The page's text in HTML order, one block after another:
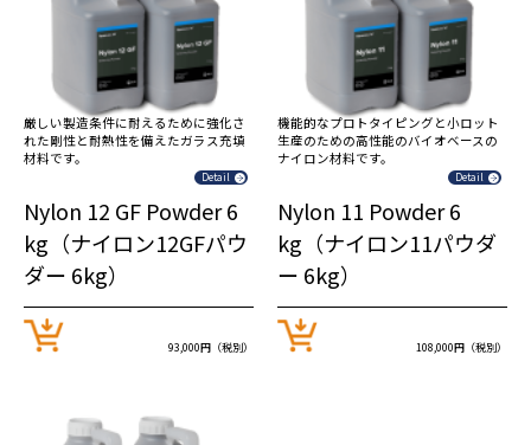
厳しい製造条件に耐えるために強化さ
れた剛性と耐熱性を備えたガラス充填
材料です。
Detail
Nylon 12 GF Powder 6
kg（ナイロン12GFパウ
ダー 6kg）
93,000円（税別）
機能的なプロトタイピングと小ロット
生産のための高性能のバイオベースの
ナイロン材料です。
Detail
Nylon 11 Powder 6
kg（ナイロン11パウダ
ー 6kg）
108,000円（税別）